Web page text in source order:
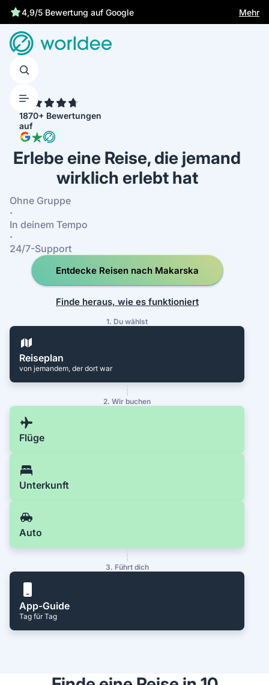
4,9/5 Bewertung auf Google
Mehr
1870+ Bewertungen
auf
Erlebe eine Reise, die jemand
wirklich erlebt hat
Ohne Gruppe
·
In deinem Tempo
·
24/7-Support
Entdecke Reisen nach Makarska
Finde heraus, wie es funktioniert
1. Du wählst
Reiseplan
von jemandem, der dort war
2. Wir buchen
Flüge
Unterkunft
Auto
3. Führt dich
App-Guide
Tag für Tag